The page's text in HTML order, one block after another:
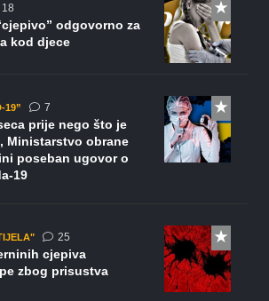
18komentara
odgovorno za
kod djece
19” 7komentara
prije nego što je
Ministarstvo obrane
poseban ugovor o
19
25komentara
cjepiva
zbog prisustva